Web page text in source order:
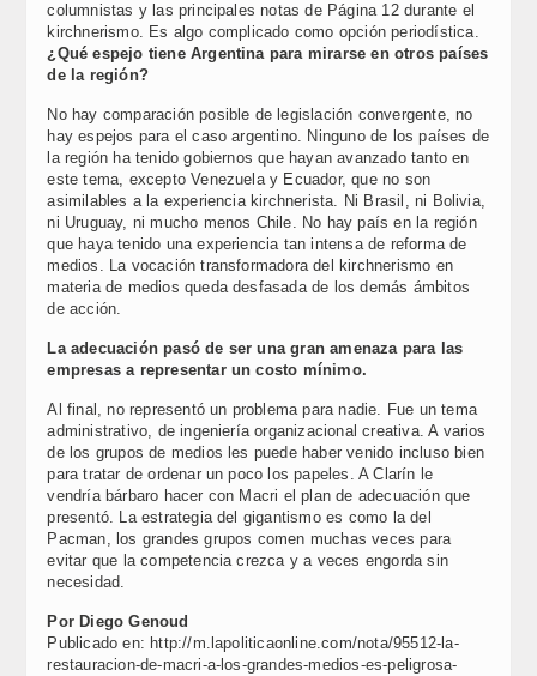
columnistas y las principales notas de Página 12 durante el
kirchnerismo. Es algo complicado como opción periodística.
¿Qué espejo tiene Argentina para mirarse en otros países
de la región?
No hay comparación posible de legislación convergente, no
hay espejos para el caso argentino. Ninguno de los países de
la región ha tenido gobiernos que hayan avanzado tanto en
este tema, excepto Venezuela y Ecuador, que no son
asimilables a la experiencia kirchnerista. Ni Brasil, ni Bolivia,
ni Uruguay, ni mucho menos Chile. No hay país en la región
que haya tenido una experiencia tan intensa de reforma de
medios. La vocación transformadora del kirchnerismo en
materia de medios queda desfasada de los demás ámbitos
de acción.
La adecuación pasó de ser una gran amenaza para las
empresas a representar un costo mínimo.
Al final, no representó un problema para nadie. Fue un tema
administrativo, de ingeniería organizacional creativa. A varios
de los grupos de medios les puede haber venido incluso bien
para tratar de ordenar un poco los papeles. A Clarín le
vendría bárbaro hacer con Macri el plan de adecuación que
presentó. La estrategia del gigantismo es como la del
Pacman, los grandes grupos comen muchas veces para
evitar que la competencia crezca y a veces engorda sin
necesidad.
Por Diego Genoud
Publicado en: http://m.lapoliticaonline.com/nota/95512-la-
restauracion-de-macri-a-los-grandes-medios-es-peligrosa-